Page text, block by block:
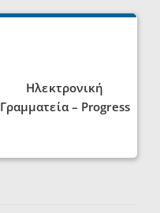
Ηλεκτρονική
Γραμματεία – Progress